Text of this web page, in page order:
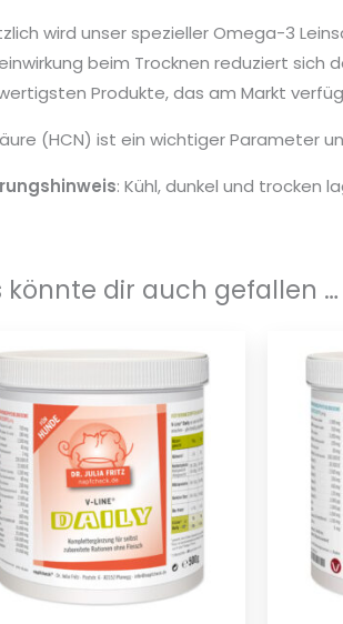
wird unser spezieller Omega-3
beim Trocknen reduziert
Produkte, das am Markt
(HCN) ist ein wichtiger Parameter
: Kühl, dunkel und trocken
könnte dir auch gefallen …